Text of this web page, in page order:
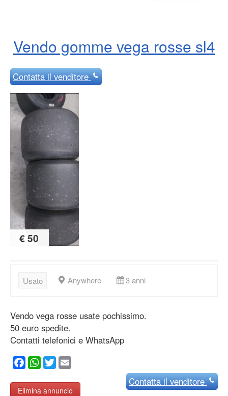
Vendo gomme vega rosse sl4
Contattail venditore
€ 50
Usato Anywhere 3 anni
Vendo vega rosse usate pochissimo.
50 euro spedite.
Contatti telefonici e WhatsApp
Facebook
WhatsApp
Twitter
Elimina annuncio
Contattail venditore